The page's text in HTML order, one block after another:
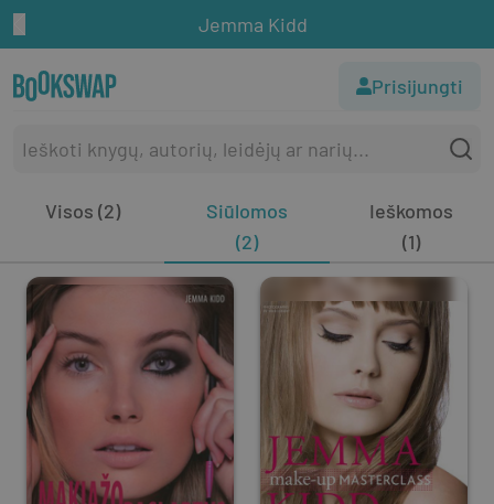
Jemma Kidd
Prisijungti
Visos (2)
Siūlomos
(2)
Ieškomos
(1)